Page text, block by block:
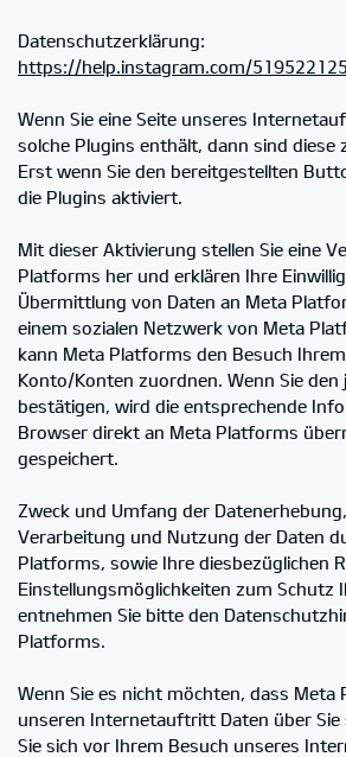
Datenschutzerklärung:
https://help.instagram.com/
Wenn Sie eine Seite unseres
solche Plugins enthält, dann sind diese
Erst wenn Sie den bereitgestellten
die Plugins aktiviert.
Mit dieser Aktivierung stellen Sie eine
Platforms her und erklären Ihre
Übermittlung von Daten an Meta
einem sozialen Netzwerk von Meta
kann Meta Platforms den Besuch
Konto/Konten zuordnen. Wenn Sie den
bestätigen, wird die entsprechende
Browser direkt an Meta Platforms
gespeichert.
Zweck und Umfang der
Verarbeitung und Nutzung der Daten
Platforms, sowie Ihre diesbezüglichen
Einstellungsmöglichkeiten zum Schutz
entnehmen Sie bitte den
Platforms.
Wenn Sie es nicht möchten, dass
unseren Internetauftritt Daten über Sie
Sie sich vor Ihrem Besuch unseres